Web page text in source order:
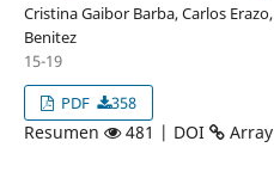
Cristina Gaibor Barba, Carlos
Benitez
15-19
PDF
358
Resumen 481 | DOI Array